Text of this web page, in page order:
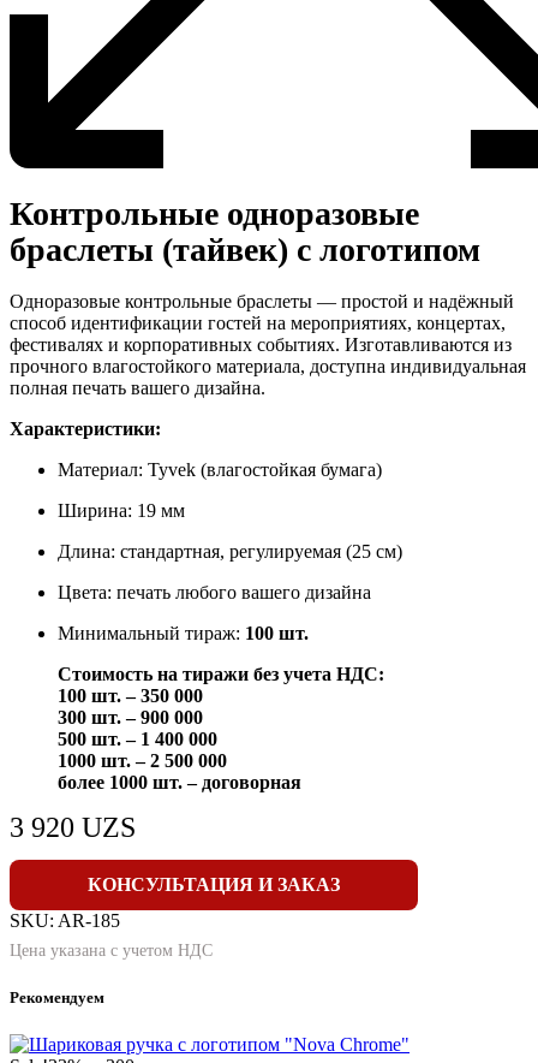
Контрольные одноразовые
браслеты (тайвек) с логотипом
Одноразовые контрольные браслеты — простой и надёжный
способ идентификации гостей на мероприятиях, концертах,
фестивалях и корпоративных событиях. Изготавливаются из
прочного влагостойкого материала, доступна индивидуальная
полная печать вашего дизайна.
Характеристики:
Материал: Tyvek (влагостойкая бумага)
Ширина: 19 мм
Длина: стандартная, регулируемая (25 см)
Цвета: печать любого вашего дизайна
Минимальный тираж: 100 шт.
Стоимость на тиражи без учета НДС:
100 шт. – 350 000
300 шт. – 900 000
500 шт. – 1 400 000
1000 шт. – 2 500 000
более 1000 шт. – договорная
3 920 UZS
КОНСУЛЬТАЦИЯ И ЗАКАЗ
SKU: AR-185
Цена указана с учетом НДС
Рекомендуем